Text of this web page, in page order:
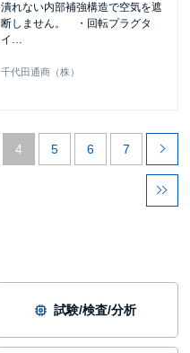
潰れない内部補強構造で空気を遮
断しません。 ・回転プラグタ
イ …
千代田通商（株）
4 5 6 7
試験/検査/分析